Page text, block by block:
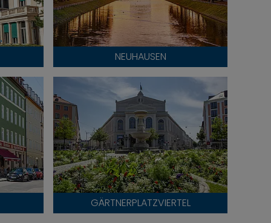
NEUHAUSEN
GÄRTNERPLATZVIERTEL